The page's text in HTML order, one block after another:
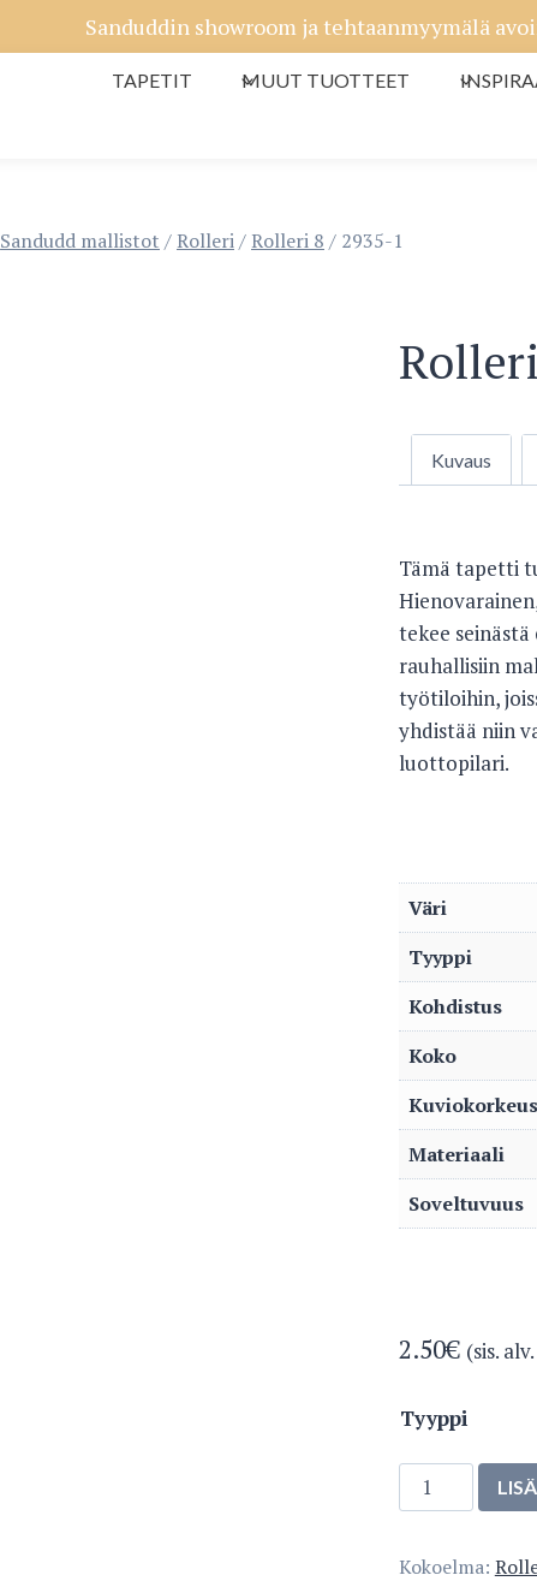
Sanduddin showroom ja tehtaanmyymälä
TAPETIT MUUT TUOTTEET
Sandudd mallistot /Rolleri/Rolleri 8 / 2935-1
Kuvaus
Tämä tapetti
tekee
rauhallisiin
työtiloihin,
yhdistää niin
luottopilari.
Väri
Tyyppi
Kohdistus
Koko
Kuviokorkeus
Materiaali
Soveltuvuus
2.50€ (sis.
Tyyppi
2935-
1
Kokoelma: